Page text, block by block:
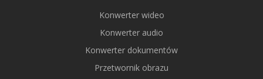
Konwerter wideo
Konwerter audio
Konwerter dokumentów
Przetwornik obrazu